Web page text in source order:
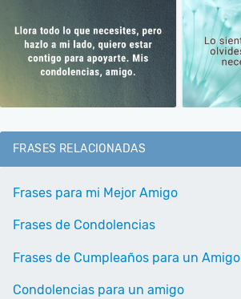
FRASES RELACIONADAS
Frases para mi Mejor Amigo
Frases de Condolencias
Frases de Cumpleaños para un Amigo
Condolencias para un amigo